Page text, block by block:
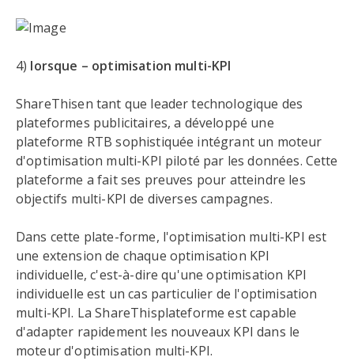
4) lorsque – optimisation multi-KPI
ShareThisen tant que leader technologique des
plateformes publicitaires, a développé une
plateforme RTB sophistiquée intégrant un moteur
d'optimisation multi-KPI piloté par les données. Cette
plateforme a fait ses preuves pour atteindre les
objectifs multi-KPI de diverses campagnes.
Dans cette plate-forme, l'optimisation multi-KPI est
une extension de chaque optimisation KPI
individuelle, c'est-à-dire qu'une optimisation KPI
individuelle est un cas particulier de l'optimisation
multi-KPI. La ShareThisplateforme est capable
d'adapter rapidement les nouveaux KPI dans le
moteur d'optimisation multi-KPI.